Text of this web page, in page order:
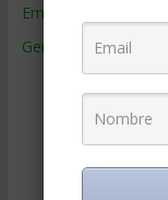
Empresas de
Gerencia
(9.477)
Ciencias
Contabilidad (466)
Educacion
Estrategia